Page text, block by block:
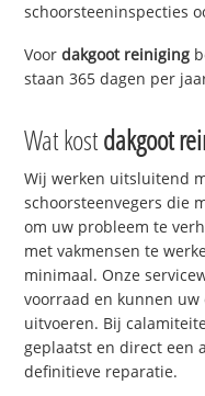
schoorsteeninspecties
Voordakgoot reiniging
staan 365 dagen per
Wat kostdakgoot
Wij werken uitsluitend
schoorsteenvegers die
om uw probleem te
met vakmensen te
minimaal. Onze
voorraad en kunnen
uitvoeren. Bij
geplaatst en direct een
definitieve reparatie.